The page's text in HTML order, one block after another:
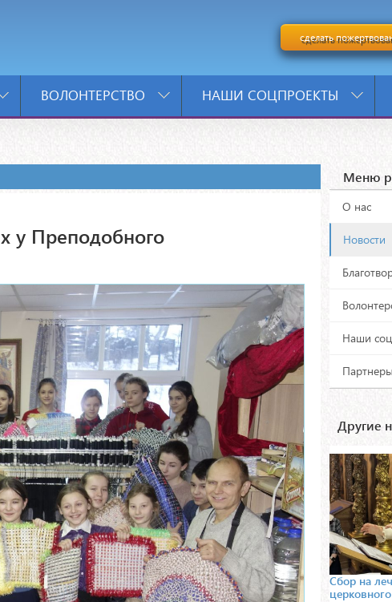
сделать
ВОЛОНТЕРСТВО НАШИ СОЦПРОЕКТЫ
у Преподобного
Меню
О нас
Новости
Наши
Партнеры
Другие
Сбор на